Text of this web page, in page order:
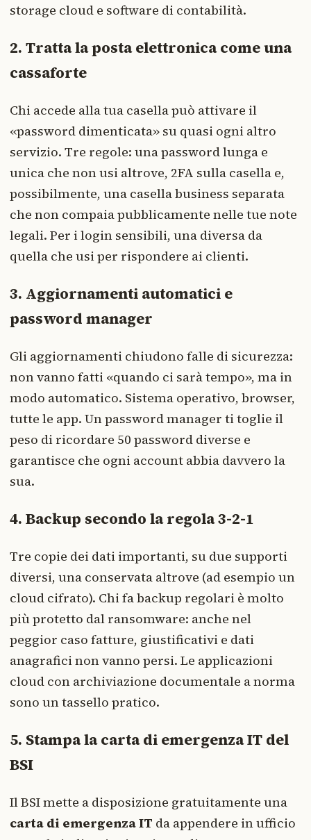
storage cloud e software di contabilità.
2. Tratta la posta elettronica come una
cassaforte
Chi accede alla tua casella può attivare il
«password dimenticata» su quasi ogni altro
servizio. Tre regole: una password lunga e
unica che non usi altrove, 2FA sulla casella e,
possibilmente, una casella business separata
che non compaia pubblicamente nelle tue note
legali. Per i login sensibili, una diversa da
quella che usi per rispondere ai clienti.
3. Aggiornamenti automatici e
password manager
Gli aggiornamenti chiudono falle di sicurezza:
non vanno fatti «quando ci sarà tempo», ma in
modo automatico. Sistema operativo, browser,
tutte le app. Un password manager ti toglie il
peso di ricordare 50 password diverse e
garantisce che ogni account abbia davvero la
sua.
4. Backup secondo la regola 3-2-1
Tre copie dei dati importanti, su due supporti
diversi, una conservata altrove (ad esempio un
cloud cifrato). Chi fa backup regolari è molto
più protetto dal ransomware: anche nel
peggior caso fatture, giustificativi e dati
anagrafici non vanno persi. Le applicazioni
cloud con archiviazione documentale a norma
sono un tassello pratico.
5. Stampa la carta di emergenza IT del
BSI
Il BSI mette a disposizione gratuitamente una
carta di emergenza IT da appendere in ufficio